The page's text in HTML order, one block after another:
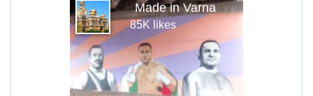
Made in Varna
85K likes